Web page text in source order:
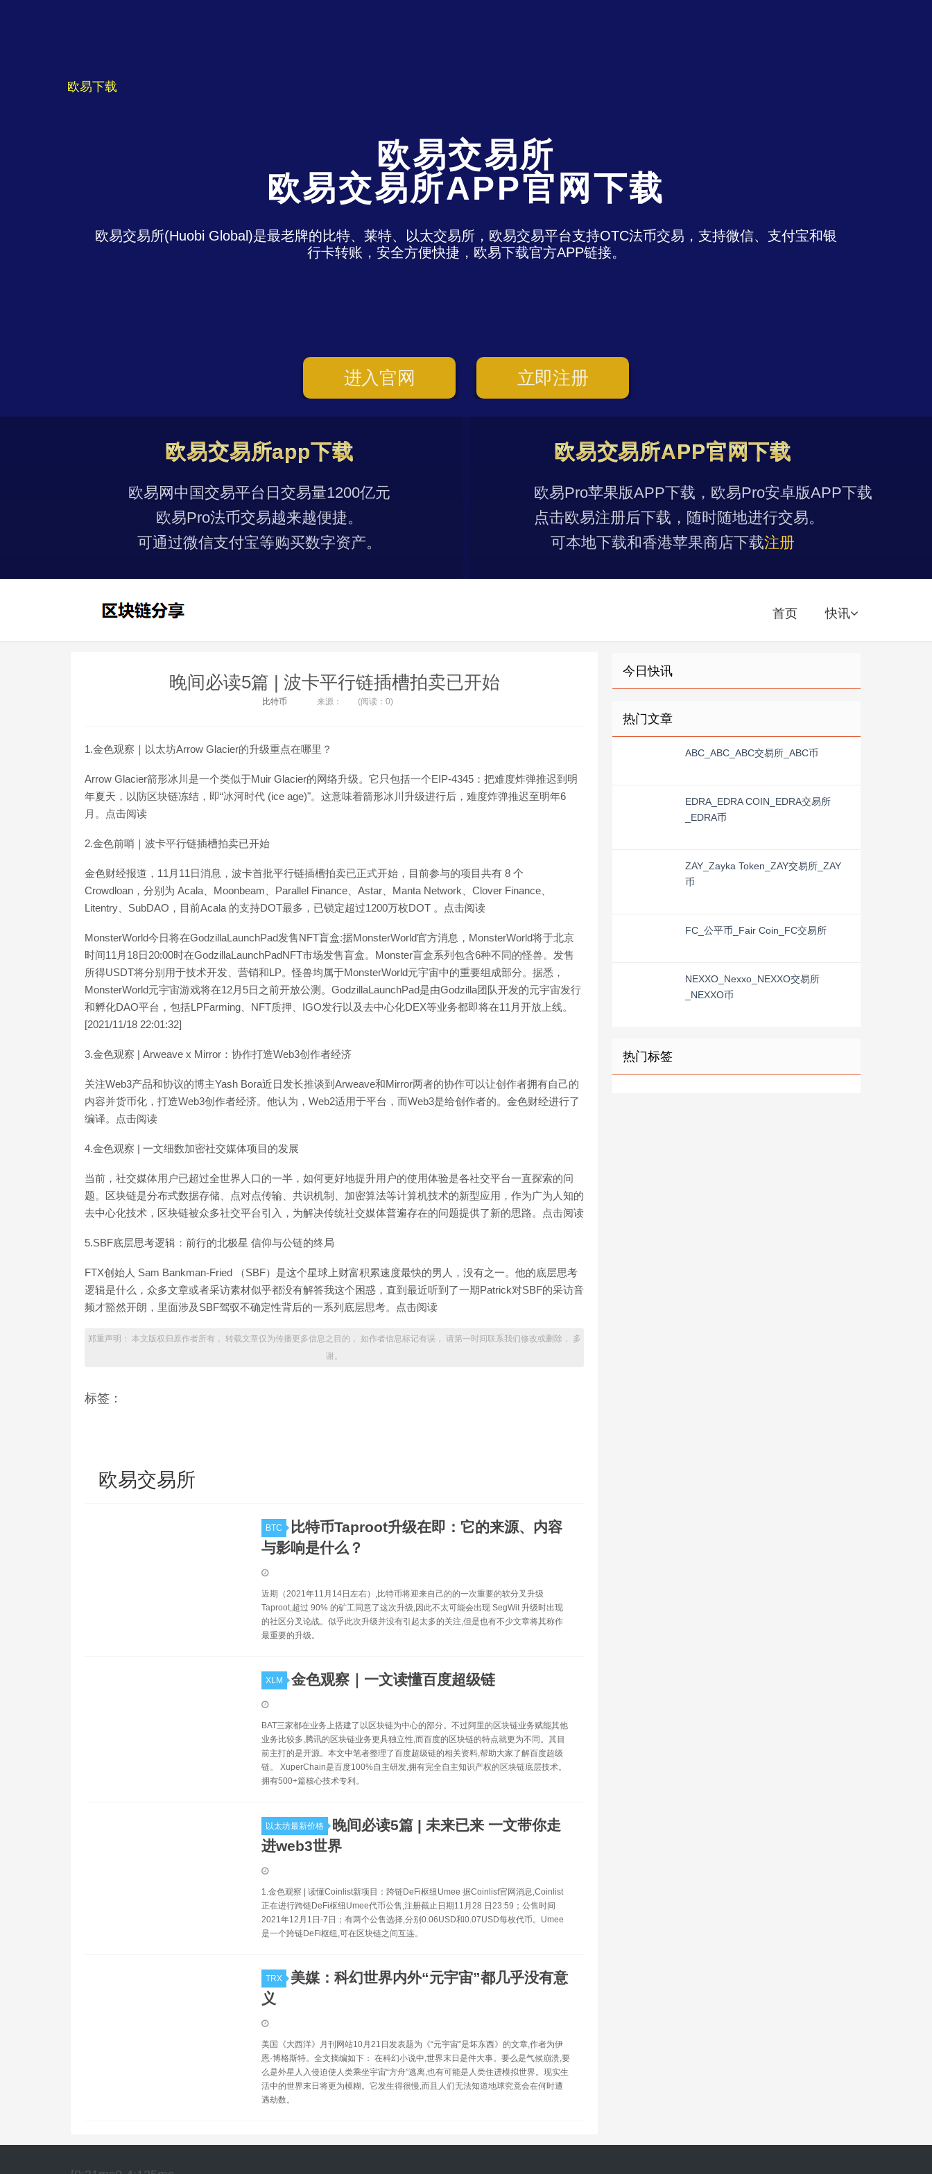
欧易下载
欧易交易所
欧易交易所APP官网下载
欧易交易所(Huobi Global)是最老牌的比特、莱特、以太交易所，欧易交易平台支持OTC法币交易，支持微信、支付宝和银
行卡转账，安全方便快捷，欧易下载官方APP链接。
进入官网 立即注册
欧易交易所app下载
欧易网中国交易平台日交易量1200亿元
欧易Pro法币交易越来越便捷。
可通过微信支付宝等购买数字资产。
欧易交易所APP官网下载
欧易Pro苹果版APP下载，欧易Pro安卓版APP下载
点击欧易注册后下载，随时随地进行交易。
可本地下载和香港苹果商店下载注册
首页 快讯
晚间必读5篇 | 波卡平行链插槽拍卖已开始
比特币 来源： (阅读：0)
1.金色观察｜以太坊Arrow Glacier的升级重点在哪里？
Arrow Glacier箭形冰川是一个类似于Muir Glacier的网络升级。它只包括一个EIP-4345：把难度炸弹推迟到明
年夏天，以防区块链冻结，即“冰河时代 (ice age)"。这意味着箭形冰川升级进行后，难度炸弹推迟至明年6
月。点击阅读
2.金色前哨｜波卡平行链插槽拍卖已开始
金色财经报道，11月11日消息，波卡首批平行链插槽拍卖已正式开始，目前参与的项目共有 8 个
Crowdloan，分别为 Acala、Moonbeam、Parallel Finance、Astar、Manta Network、Clover Finance、
Litentry、SubDAO，目前Acala 的支持DOT最多，已锁定超过1200万枚DOT 。点击阅读
MonsterWorld今日将在GodzillaLaunchPad发售NFT盲盒:据MonsterWorld官方消息，MonsterWorld将于北京
时间11月18日20:00时在GodzillaLaunchPadNFT市场发售盲盒。Monster盲盒系列包含6种不同的怪兽。发售
所得USDT将分别用于技术开发、营销和LP。怪兽均属于MonsterWorld元宇宙中的重要组成部分。据悉，
MonsterWorld元宇宙游戏将在12月5日之前开放公测。GodzillaLaunchPad是由Godzilla团队开发的元宇宙发行
和孵化DAO平台，包括LPFarming、NFT质押、IGO发行以及去中心化DEX等业务都即将在11月开放上线。
[2021/11/18 22:01:32]
3.金色观察 | Arweave x Mirror：协作打造Web3创作者经济
关注Web3产品和协议的博主Yash Bora近日发长推谈到Arweave和Mirror两者的协作可以让创作者拥有自己的
内容并货币化，打造Web3创作者经济。他认为，Web2适用于平台，而Web3是给创作者的。金色财经进行了
编译。点击阅读
4.金色观察 | 一文细数加密社交媒体项目的发展
当前，社交媒体用户已超过全世界人口的一半，如何更好地提升用户的使用体验是各社交平台一直探索的问
题。区块链是分布式数据存储、点对点传输、共识机制、加密算法等计算机技术的新型应用，作为广为人知的
去中心化技术，区块链被众多社交平台引入，为解决传统社交媒体普遍存在的问题提供了新的思路。点击阅读
5.SBF底层思考逻辑：前行的北极星 信仰与公链的终局
FTX创始人 Sam Bankman-Fried （SBF）是这个星球上财富积累速度最快的男人，没有之一。他的底层思考
逻辑是什么，众多文章或者采访素材似乎都没有解答我这个困惑，直到最近听到了一期Patrick对SBF的采访音
频才豁然开朗，里面涉及SBF驾驭不确定性背后的一系列底层思考。点击阅读
郑重声明： 本文版权归原作者所有， 转载文章仅为传播更多信息之目的， 如作者信息标记有误， 请第一时间联系我们修改或删除， 多
谢。
标签：
欧易交易所
BTC
比特币Taproot升级在即：它的来源、内容
与影响是什么？
近期（2021年11月14日左右）,比特币将迎来自己的的一次重要的软分叉升级
Taproot,超过 90% 的矿工同意了这次升级,因此不太可能会出现 SegWit 升级时出现
的社区分叉论战。似乎此次升级并没有引起太多的关注,但是也有不少文章将其称作
最重要的升级。
XLM 金色观察｜一文读懂百度超级链
BAT三家都在业务上搭建了以区块链为中心的部分。不过阿里的区块链业务赋能其他
业务比较多,腾讯的区块链业务更具独立性,而百度的区块链的特点就更为不同。其目
前主打的是开源。本文中笔者整理了百度超级链的相关资料,帮助大家了解百度超级
链。 XuperChain是百度100%自主研发,拥有完全自主知识产权的区块链底层技术。
拥有500+篇核心技术专利。
以太坊最新价格
晚间必读5篇 | 未来已来 一文带你走
进web3世界
1.金色观察 | 读懂Coinlist新项目：跨链DeFi枢纽Umee 据Coinlist官网消息,Coinlist
正在进行跨链DeFi枢纽Umee代币公售,注册截止日期11月28 日23:59；公售时间
2021年12月1日-7日；有两个公售选择,分别0.06USD和0.07USD每枚代币。Umee
是一个跨链DeFi枢纽,可在区块链之间互连。
TRX
美媒：科幻世界内外“元宇宙”都几乎没有意
义
美国《大西洋》月刊网站10月21日发表题为《“元宇宙”是坏东西》的文章,作者为伊
恩·博格斯特。全文摘编如下： 在科幻小说中,世界末日是件大事。要么是气候崩溃,要
么是外星人入侵迫使人类乘坐宇宙“方舟”逃离,也有可能是人类住进模拟世界。现实生
活中的世界末日将更为模糊。它发生得很慢,而且人们无法知道地球究竟会在何时遭
遇劫数。
今日快讯
热门文章
ABC_ABC_ABC交易所_ABC币
EDRA_EDRA COIN_EDRA交易所
_EDRA币
ZAY_Zayka Token_ZAY交易所_ZAY
币
FC_公平币_Fair Coin_FC交易所
NEXXO_Nexxo_NEXXO交易所
_NEXXO币
热门标签